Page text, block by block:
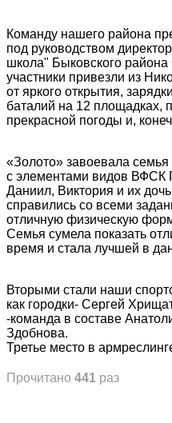
Команду нашего района
под руководством
школа" Быковского
участники привезли из
от яркого открытия,
баталий на 12 площадках,
прекрасной погоды и,
«Золото» завоевала
с элементами видов ВФСК
Даниил, Виктория и их
справились со всеми
отличную физическую
Семья сумела показать
время и стала лучшей в
Вторыми стали наши
как городки- Сергей
-команда в составе
Здобнова.
Третье место в
Прочитано 441 раз